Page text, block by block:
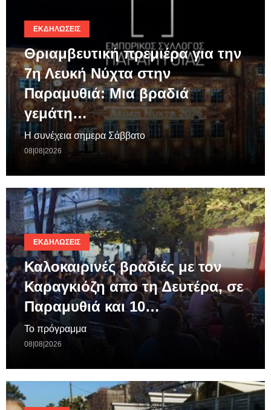
ΕΚΔΗΛΏΣΕΙΣ
Θριαμβευτική πρεμιέρα για την
7η Λευκή Νύχτα στην
Παραμυθιά: Μια βραδιά
γεμάτη…
Η συνέχεια σημερα Σάββατο
08|08|2026
ΕΚΔΗΛΏΣΕΙΣ
Καλοκαιρινές βραδιές με τον
Καραγκιόζη απο τη Δευτέρα, σε
Παραμυθιά και 10…
Το πρόγραμμα
08|08|2026